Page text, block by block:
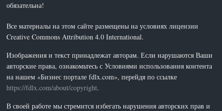
обязательна!
Все материалы на этом сайте размещены на условиях лицензии
Creative Commons Attribution 4.0 International.
Изображения и текст принадлежат авторам. Если нарушаются Ваши
авторские права, ознакомьтесь с Условиями использования контента
на нашем «Бизнес портале fdlx.com», перейдя по ссылке
https://fdlx.com/about/copyright.
В своей работе мы стремится избегать нарушения авторских прав и